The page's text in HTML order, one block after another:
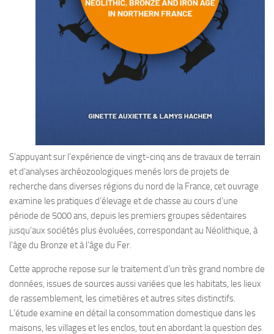
S’appuyant sur l’expérience de vingt-cinq ans de travaux de terrain
et d’analyses archéozoologiques menés lors de projets de
recherche dans diverses régions du nord de la France, cet ouvrage
examine les pratiques d’élevage et de chasse au cours d’une
période de 5000 ans, depuis les premiers groupes sédentaires
jusqu’aux sociétés plus évoluées, correspondant au Néolithique, à
l’âge du Bronze et à l’âge du Fer.
Cette approche repose sur le traitement d’un très grand nombre de
données, issues de sources aussi variées que les habitats, les lieux
de rassemblement, les cimetières et autres sites distinctifs.
L’étude examine en détail la consommation domestique dans les
maisons, les villages et les enclos, tout en abordant la question des